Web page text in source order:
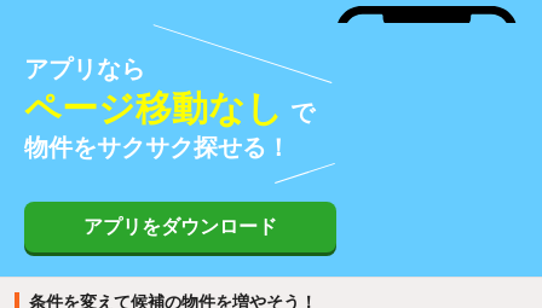
アプリなら
ページ移動なし で
物件をサクサク探せる！
アプリをダウンロード
条件を変えて候補の物件を増やそう！